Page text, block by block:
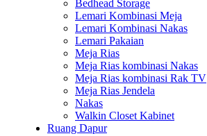
Bedhead Storage
Lemari Kombinasi Meja
Lemari Kombinasi Nakas
Lemari Pakaian
Meja Rias
Meja Rias kombinasi Nakas
Meja Rias kombinasi Rak TV
Meja Rias Jendela
Nakas
Walkin Closet Kabinet
Ruang Dapur